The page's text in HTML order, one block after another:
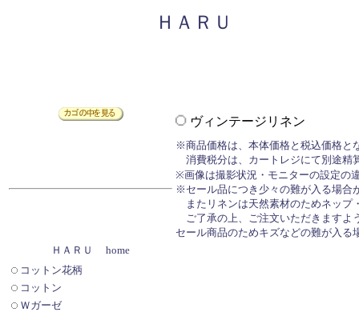
ＨＡＲＵ
ヴィンテージリネン
※商品価格は、本体価格と税込価格と
消費税分は、カートレジにて別途精
※画像は撮影状況・モニターの設定の
※セール品につき少々の難が入る場合
またリネンは天然素材のためネップ
ご了承の上、ご注文いただきますよ
セール商品のためキズなどの難が入る
ＨＡＲＵ home
コットン花柄
コットン
Ｗガーゼ